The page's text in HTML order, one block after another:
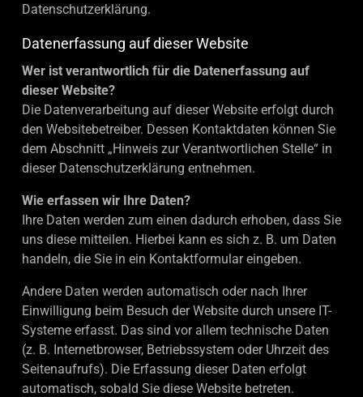
Datenschutzerklärung.
Datenerfassung auf dieser Website
Wer ist verantwortlich für die Datenerfassung auf
dieser Website?
Die Datenverarbeitung auf dieser Website erfolgt durch
den Websitebetreiber. Dessen Kontaktdaten können Sie
dem Abschnitt „Hinweis zur Verantwortlichen Stelle“ in
dieser Datenschutzerklärung entnehmen.
Wie erfassen wir Ihre Daten?
Ihre Daten werden zum einen dadurch erhoben, dass Sie
uns diese mitteilen. Hierbei kann es sich z. B. um Daten
handeln, die Sie in ein Kontaktformular eingeben.
Andere Daten werden automatisch oder nach Ihrer
Einwilligung beim Besuch der Website durch unsere IT-
Systeme erfasst. Das sind vor allem technische Daten
(z. B. Internetbrowser, Betriebssystem oder Uhrzeit des
Seitenaufrufs). Die Erfassung dieser Daten erfolgt
automatisch, sobald Sie diese Website betreten.